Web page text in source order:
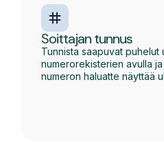
Soittajan tunnus
Tunnista saapuvat puhelut
numerorekisterien avulla
numeron haluatte näyttää